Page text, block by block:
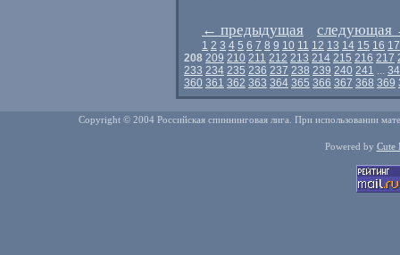
← предыдущая следующая
1 2 3 4 5 6 7 8 9 10 11 12 13 14 15 16 17
208 209 210 211 212 213 214 215 216 217
233 234 235 236 237 238 239 240 241 ...
360 361 362 363 364 365 366 367 368 369
Copyright © 2004 Российская спиннинговая лига. При использовании
Powered by Cute